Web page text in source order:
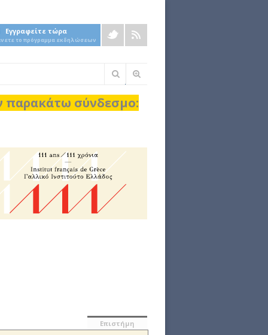
Εγγραφείτε τώρα
το πρόγραμμα εκδηλώσεων
Φόρμα
αναζήτησης
παρακάτω σύνδεσμο:
Επιστήμη